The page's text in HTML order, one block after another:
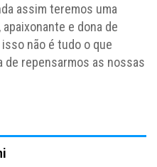
assim teremos uma
e dona de
não é tudo o que
de repensarmos as nossas